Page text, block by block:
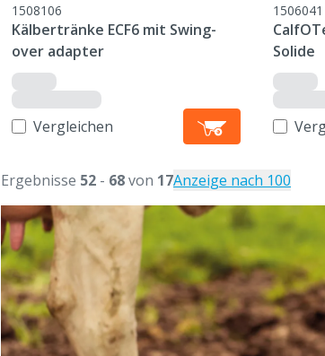
1508106
Kälbertränke ECF6 mit Swing-
over adapter
Vergleichen
1506041
Solide
Ergebnisse 52 - 68von 17Anzeige nach 100